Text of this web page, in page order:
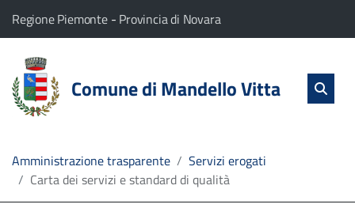
Home
Servizi
L'Amministrazione
Linea
diretta
Il comune di Mandello Vitta appartiene a:
Regione Piemonte (Apre il link in una nuova scheda)
- Provincia di Novara(Apre il link in una nuova
Comune di Mandello Vitta salta
Amministrazione trasparente
Servizi erogati
Carta dei servizi e standard di qualità